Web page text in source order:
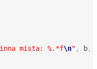
mista: %.*f\n" , b,